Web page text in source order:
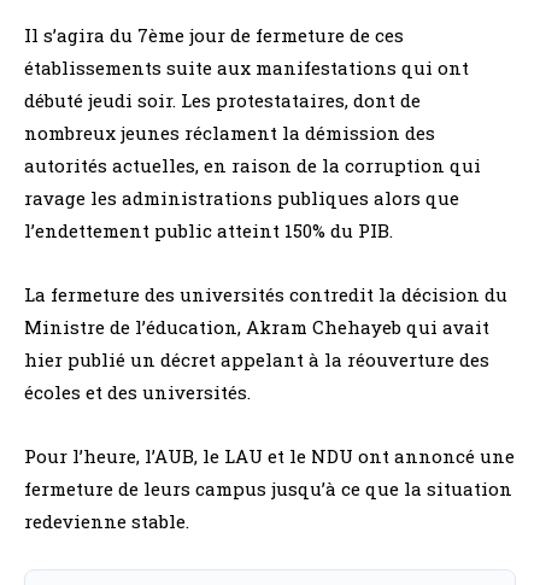
Il s’agira du 7ème jour de fermeture de ces
établissements suite aux manifestations qui ont
débuté jeudi soir. Les protestataires, dont de
nombreux jeunes réclament la démission des
autorités actuelles, en raison de la corruption qui
ravage les administrations publiques alors que
l’endettement public atteint 150% du PIB.
La fermeture des universités contredit la décision du
Ministre de l’éducation, Akram Chehayeb qui avait
hier publié un décret appelant à la réouverture des
écoles et des universités.
Pour l’heure, l’AUB, le LAU et le NDU ont annoncé une
fermeture de leurs campus jusqu’à ce que la situation
redevienne stable.